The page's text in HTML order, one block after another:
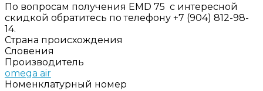
По вопросам получения EMD 75 с интересной
скидкой обратитесь по телефону +7 (904) 812-98-
14.
Страна происхождения
Словения
Производитель
omega air
Номенклатурный номер